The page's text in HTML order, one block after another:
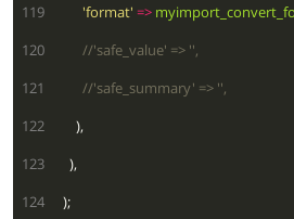
119
'format'=>
120
121
122
      ),
123
    ),
124
  );